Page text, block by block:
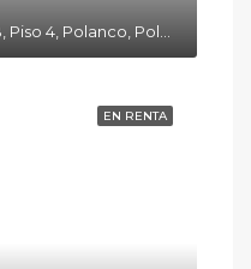
EN RENTA